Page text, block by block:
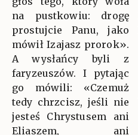
na pustkowiu: drogę
prostujcie Panu, jako
mówił Izajasz prorok».
A wysłańcy byli z
faryzeuszów. I pytając
go mówili: «Czemuż
tedy chrzcisz, jeśli nie
jesteś Chrystusem ani
Eliaszem, ani